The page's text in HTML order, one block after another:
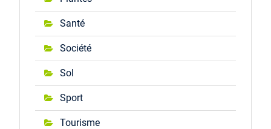
Santé
Société
Sol
Sport
Tourisme